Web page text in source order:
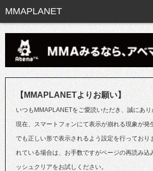
【MMAPLANETよりお願い】
いつもMMAPLANETをご愛読いただき、誠にあり
現在、スマートフォンにて表示が崩れる現象が発
でも正しい形で表示されるよう設定を行っており
れている場合は、お手数ですがページの再読み込
ッシュクリアをお試しください。